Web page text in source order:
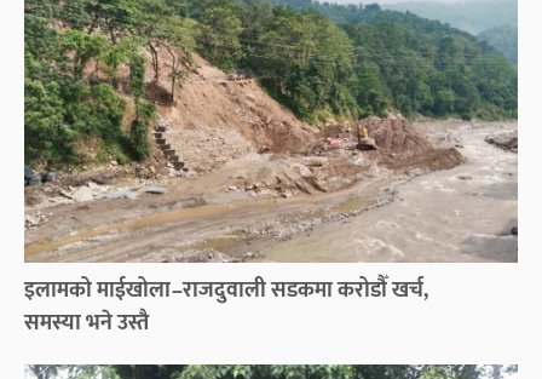
इलामको माईखोला–राजदुवाली सडकमा करोडौँ खर्च,
समस्या भने उस्तै